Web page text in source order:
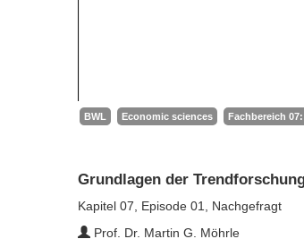
BWL Economic sciences Fachbereich
Grundlagen der
Kapitel 07, Episode 01, Nachgefragt
Prof. Dr. Martin G. Möhrle